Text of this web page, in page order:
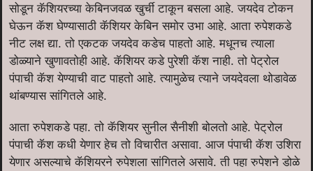
सोडून कॅशियरच्या केबिनजवळ खुर्ची टाकून बसला आहे. जयदेव टोकन
घेऊन कॅश घेण्यासाठी कॅशियर केबिन समोर उभा आहे. आता रुपेशकडे
नीट लक्ष द्या. तो एकटक जयदेव कडेच पाहतो आहे. मधूनच त्याला
डोळ्याने खुणावतोही आहे. कॅशियर कडे पुरेशी कॅश नाही. तो पेट्रोल
पंपाची कॅश येण्याची वाट पाहतो आहे. त्यामुळेच त्याने जयदेवला थोडावेळ
थांबण्यास सांगितले आहे.
आता रुपेशकडे पहा. तो कॅशियर सुनील सैनीशी बोलतो आहे. पेट्रोल
पंपाची कॅश कधी येणार हेच तो विचारीत असावा. आज पंपाची कॅश उशिरा
येणार असल्याचे कॅशियरने रुपेशला सांगितले असावे. ती पहा रुपेशने डोळे